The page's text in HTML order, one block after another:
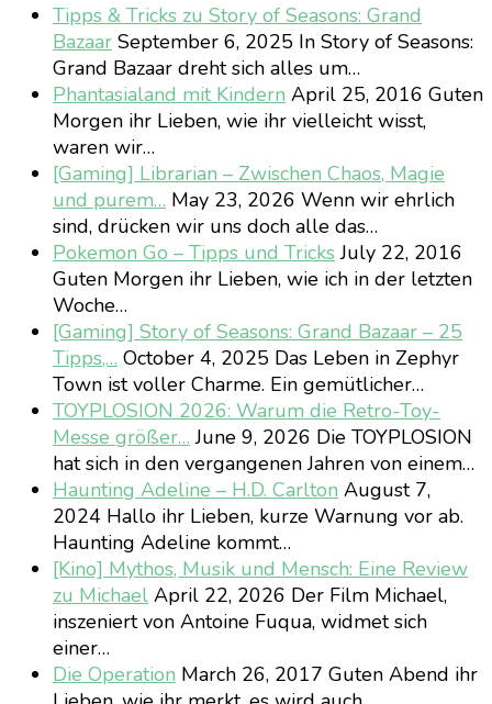
Tipps & Tricks zu Story of Seasons: Grand
Bazaar September 6, 2025 In Story of Seasons:
Grand Bazaar dreht sich alles um…
Phantasialand mit Kindern April 25, 2016 Guten
Morgen ihr Lieben, wie ihr vielleicht wisst,
waren wir…
[Gaming] Librarian – Zwischen Chaos, Magie
und purem… May 23, 2026 Wenn wir ehrlich
sind, drücken wir uns doch alle das…
Pokemon Go – Tipps und TricksJuly 22, 2016
Guten Morgen ihr Lieben, wie ich in der letzten
Woche…
[Gaming] Story of Seasons: Grand Bazaar – 25
Tipps,… October 4, 2025 Das Leben in Zephyr
Town ist voller Charme. Ein gemütlicher…
TOYPLOSION 2026: Warum die Retro-Toy-
Messe größer… June 9, 2026 Die TOYPLOSION
hat sich in den vergangenen Jahren von einem…
Haunting Adeline – H.D. Carlton August 7,
2024 Hallo ihr Lieben, kurze Warnung vor ab.
Haunting Adeline kommt…
[Kino] Mythos, Musik und Mensch: Eine Review
zu Michael April 22, 2026 Der Film Michael,
inszeniert von Antoine Fuqua, widmet sich
einer…
Die Operation March 26, 2017 Guten Abend ihr